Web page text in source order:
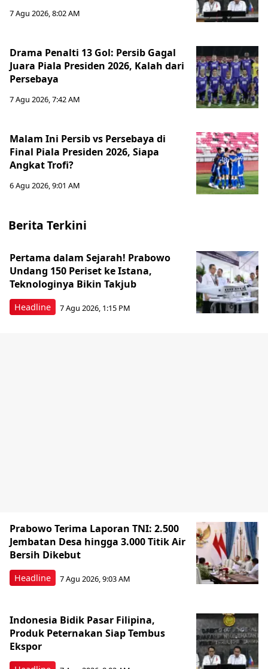
7 Agu 2026, 8:02 AM
Drama Penalti 13 Gol: Persib Gagal
Juara Piala Presiden 2026, Kalah dari
Persebaya
7 Agu 2026, 7:42 AM
Malam Ini Persib vs Persebaya di
Final Piala Presiden 2026, Siapa
Angkat Trofi?
6 Agu 2026, 9:01 AM
Berita Terkini
Headline
Pertama dalam Sejarah! Prabowo
Undang 150 Periset ke Istana,
Teknologinya Bikin Takjub
7 Agu 2026, 1:15 PM
Headline
Prabowo Terima Laporan TNI: 2.500
Jembatan Desa hingga 3.000 Titik Air
Bersih Dikebut
7 Agu 2026, 9:03 AM
Indonesia Bidik Pasar Filipina,
Produk Peternakan Siap Tembus
Ekspor